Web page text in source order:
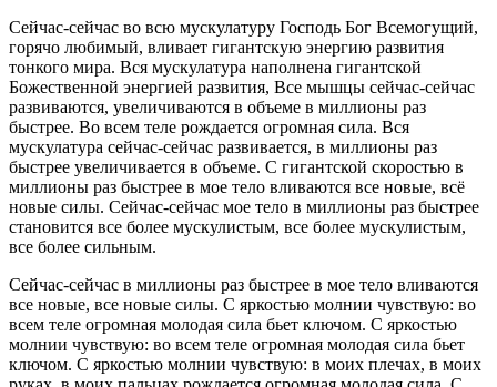
Сейчас-сейчас во всю мускулатуру Господь Бог Всемогущий,
горячо любимый, вливает гигантскую энергию развития
тонкого мира. Вся мускулатура наполнена гигантской
Божественной энергией развития, Все мышцы сейчас-сейчас
развиваются, увеличиваются в объеме в миллионы раз
быстрее. Во всем теле рождается огромная сила. Вся
мускулатура сейчас-сейчас развивается, в миллионы раз
быстрее увеличивается в объеме. С гигантской скоростью в
миллионы раз быстрее в мое тело вливаются все новые, всё
новые силы. Сейчас-сейчас мое тело в миллионы раз быстрее
становится все более мускулистым, все более мускулистым,
все более сильным.
Сейчас-сейчас в миллионы раз быстрее в мое тело вливаются
все новые, все новые силы. С яркостью молнии чувствую: во
всем теле огромная молодая сила бьет ключом. С яркостью
молнии чувствую: во всем теле огромная молодая сила бьет
ключом. С яркостью молнии чувствую: в моих плечах, в моих